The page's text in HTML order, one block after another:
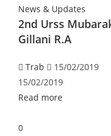
News & Updates
2nd Urss
Gillani R.A
Trab
15/02/2019
15/02/2019
Read more
0